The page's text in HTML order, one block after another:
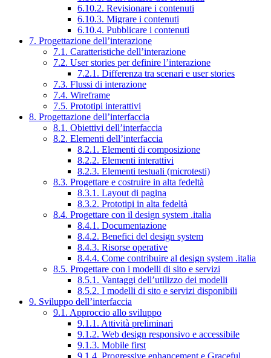
6.10.2. Revisionare i contenuti
6.10.3. Migrare i contenuti
6.10.4. Pubblicare i contenuti
7. Progettazione dell’interazione
7.1. Caratteristiche dell’interazione
7.2. User stories per definire l’interazione
7.2.1. Differenza tra scenari e user stories
7.3. Flussi di interazione
7.4. Wireframe
7.5. Prototipi interattivi
8. Progettazione dell’interfaccia
8.1. Obiettivi dell’interfaccia
8.2. Elementi dell’interfaccia
8.2.1. Elementi di composizione
8.2.2. Elementi interattivi
8.2.3. Elementi testuali (microtesti)
8.3. Progettare e costruire in alta fedeltà
8.3.1. Layout di pagina
8.3.2. Prototipi in alta fedeltà
8.4. Progettare con il design system .italia
8.4.1. Documentazione
8.4.2. Benefici del design system
8.4.3. Risorse operative
8.4.4. Come contribuire al design system .italia
8.5. Progettare con i modelli di sito e servizi
8.5.1. Vantaggi dell’utilizzo dei modelli
8.5.2. I modelli di sito e servizi disponibili
9. Sviluppo dell’interfaccia
9.1. Approccio allo sviluppo
9.1.1. Attività preliminari
9.1.2. Web design responsivo e accessibile
9.1.3. Mobile first
9.1.4. Progressive enhancement e Graceful